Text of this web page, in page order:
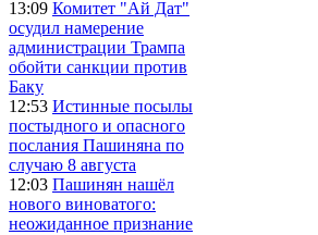
13:09 Комитет "Ай Дат"
осудил намерение
администрации Трампа
обойти санкции против
Баку
12:53 Истинные посылы
постыдного и опасного
послания Пашиняна по
случаю 8 августа
12:03 Пашинян нашёл
нового виноватого:
неожиданное признание